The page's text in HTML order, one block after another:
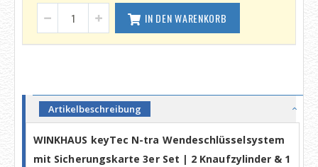
IN DEN WARENKORB
Artikelbeschreibung
WINKHAUS keyTec N-tra Wendeschlüsselsystem
mit Sicherungskarte 3er Set | 2 Knaufzylinder & 1